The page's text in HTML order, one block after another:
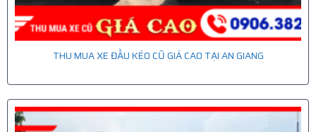
THU MUA XE ĐẦU KÉO CŨ GIÁ CAO TẠI AN GIANG